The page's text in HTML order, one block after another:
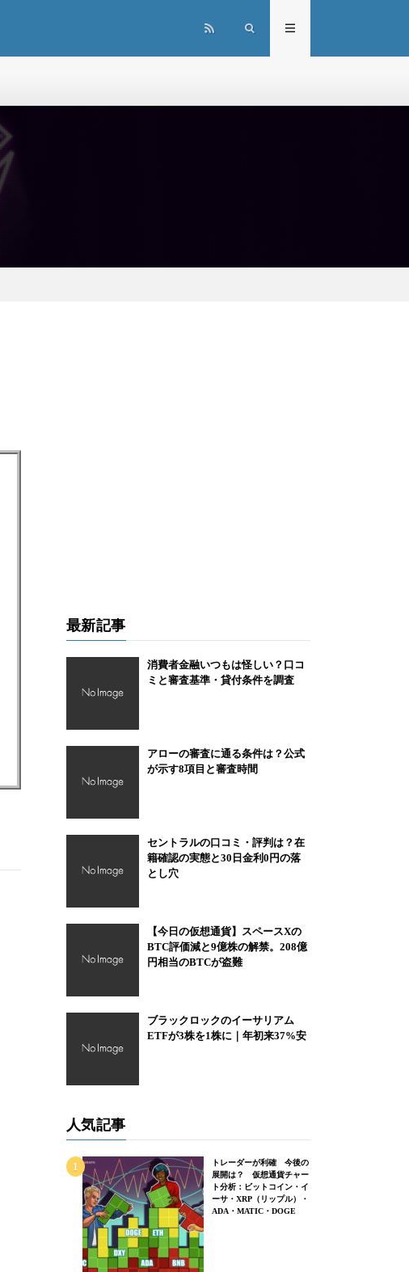
最新記事
消費者金融いつもは怪しい？口コ
ミと審査基準・貸付条件を調査
アローの審査に通る条件は？公式
が示す8項目と審査時間
セントラルの口コミ・評判は？在
籍確認の実態と30日金利0円の落
とし穴
【今日の仮想通貨】スペースXの
BTC評価減と9億株の解禁。208億
円相当のBTCが盗難
ブラックロックのイーサリアム
ETFが3株を1株に｜年初来37%安
人気記事
トレーダーが利確 今後の
展開は？ 仮想通貨チャー
ト分析：ビットコイン・イ
ーサ・XRP（リップル）・
ADA・MATIC・DOGE